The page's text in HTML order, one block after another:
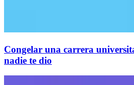
Congelar una carrera
nadie te dio